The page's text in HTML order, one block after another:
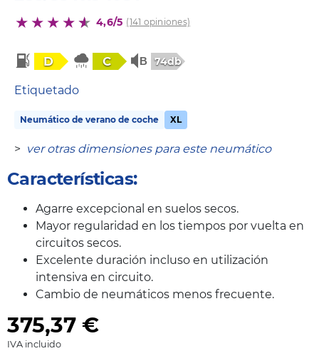
4,6/5 (141 opiniones)
D C 74db
Etiquetado
Neumático de verano de coche XL
> ver otras dimensiones para este neumático
Características:
Agarre excepcional en suelos secos.
Mayor regularidad en los tiempos por vuelta en
circuitos secos.
Excelente duración incluso en utilización
intensiva en circuito.
Cambio de neumáticos menos frecuente.
375,37 €
IVA incluido